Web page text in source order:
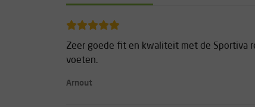
Zeer goede fit en kwaliteit met de Sportiva
voeten.
Arnout